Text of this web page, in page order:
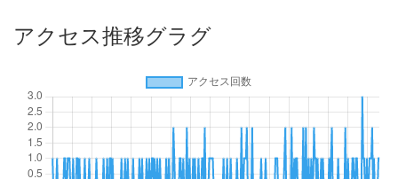
アクセス推移グラグ